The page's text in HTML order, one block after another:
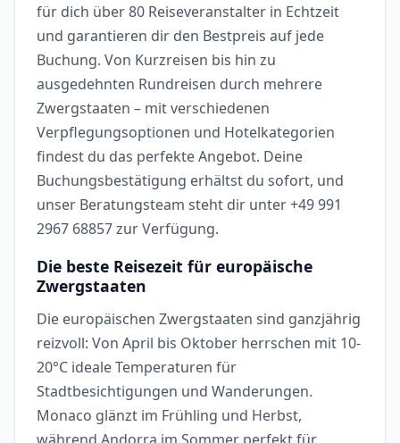
für dich über 80 Reiseveranstalter in Echtzeit
und garantieren dir den Bestpreis auf jede
Buchung. Von Kurzreisen bis hin zu
ausgedehnten Rundreisen durch mehrere
Zwergstaaten – mit verschiedenen
Verpflegungsoptionen und Hotelkategorien
findest du das perfekte Angebot. Deine
Buchungsbestätigung erhältst du sofort, und
unser Beratungsteam steht dir unter +49 991
2967 68857 zur Verfügung.
Die beste Reisezeit für europäische
Zwergstaaten
Die europäischen Zwergstaaten sind ganzjährig
reizvoll: Von April bis Oktober herrschen mit 10-
20°C ideale Temperaturen für
Stadtbesichtigungen und Wanderungen.
Monaco glänzt im Frühling und Herbst,